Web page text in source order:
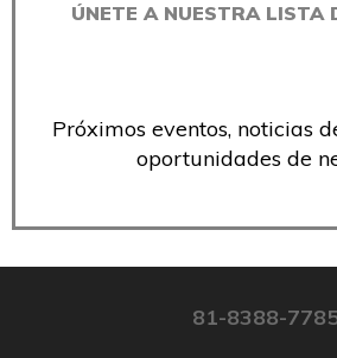
ÚNETE A NUESTRA LISTA
Próximos eventos, noticias
oportunidades de
81-8388-